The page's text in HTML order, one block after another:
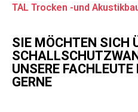
TAL Trocken -und
SIE MÖCHTEN SICH
UNSERE
GERNE